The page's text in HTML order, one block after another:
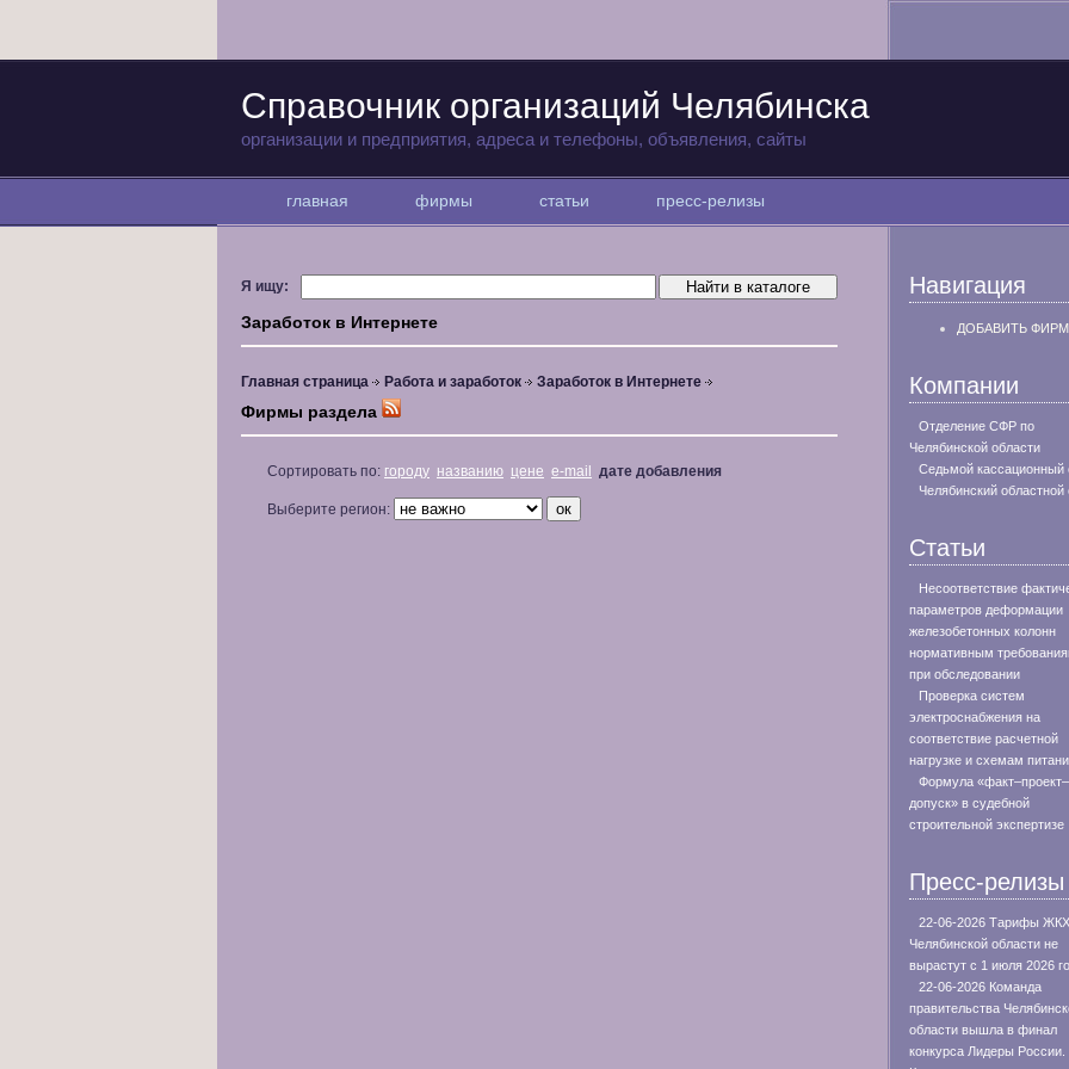
Справочник организаций Челябинска
организации и предприятия, адреса и телефоны, объявления, сайты
главная фирмы статьи пресс-релизы
Я ищу:
Заработок в Интернете
Главная страница Работа и заработок Заработок в Интернете
Фирмы раздела
Сортировать по: городу названию цене e-mail дате добавления
Выберите регион:
Навигация
ДОБАВИТЬ
Компании
Отделение СФР по
Челябинской области
Седьмой кассационный
Челябинский областной
Статьи
Несоответствие
параметров деформации
железобетонных колонн
нормативным
при обследовании
Проверка систем
электроснабжения на
соответствие расчетной
нагрузке и схемам
Формула «факт–проект–
допуск» в судебной
строительной экспертизе
Пресс-релизы
22-06-2026 Тарифы
Челябинской области не
вырастут с 1 июля 2026
22-06-2026 Команда
правительства
области вышла в финал
конкурса Лидеры России.